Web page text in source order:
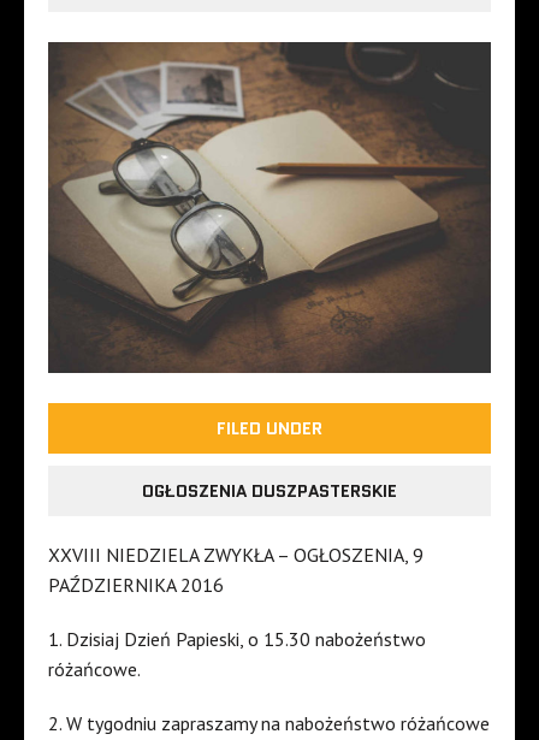
FILED UNDER
OGŁOSZENIA DUSZPASTERSKIE
XXVIII NIEDZIELA ZWYKŁA – OGŁOSZENIA, 9
PAŹDZIERNIKA 2016
1. Dzisiaj Dzień Papieski, o 15.30 nabożeństwo
różańcowe.
2. W tygodniu zapraszamy na nabożeństwo różańcowe